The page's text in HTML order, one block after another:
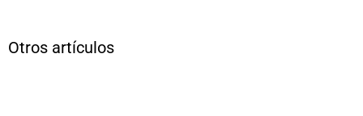
Otros artículos